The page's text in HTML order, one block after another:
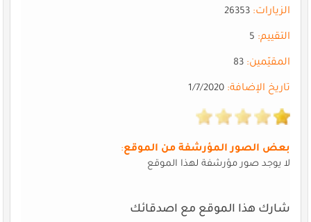
الزيارات:26353
التقييم:5
المقيّمين:83
تاريخ الإضافة:1/7/2020
بعض الصور المؤرشفة من الموقع:
لا يوجد صور مؤرشفة لهذا الموقع
شارك هذا الموقع مع اصدقائك